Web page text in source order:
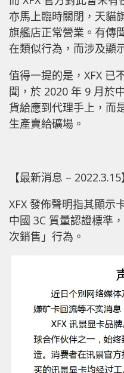
亦馬上臨時關閉，天貓
旗艦店正常營業。有傳
在類似行為，而涉及顯
值得一提的是，XFX 已
聞，於 2020 年 9 月於
貨給應到代理手上，而
生產賣給礦場。
【最新消息 – 2022.3.15】
XFX 發佈聲明指其顯示
中國 3C 質量認證標準
次銷售」行為。